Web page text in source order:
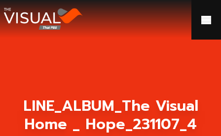
ข้ามไปยังเนื้อหา
LINE_ALBUM_The Visual
Home _ Hope_231107_4